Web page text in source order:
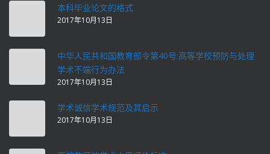
本科毕业论文的格式
2017年10月13日
中华人民共和国教育部令第40号:高等学校预防与处理
学术不端行为办法
2017年10月13日
学术诚信学术规范及其启示
2017年10月13日